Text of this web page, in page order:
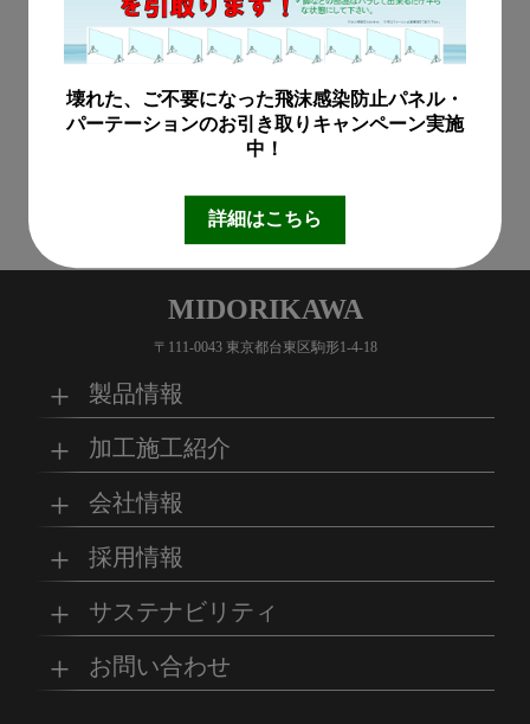
壊れた、ご不要になった飛沫感染防止パネル・
パーテーションのお引き取りキャンペーン実施
中！
詳細はこちら
防除が可能なため、安全
で環境にやさしい製品と
なっております。
せ
MIDORIKAWA
〒111-0043 東京都台東区駒形1-4-18
製品情報
MKブランド製品 新商品紹介
取扱製品情報
SDSダウンロード
加工施工紹介
グループの総合力 乗り物
工場
会社情報
会社概要 経営理念
沿革
採用情報
マイナビ採用ページ
サステナビリティ
リサイクルへの取り組
SDGsへの取り組み
お問い合わせ